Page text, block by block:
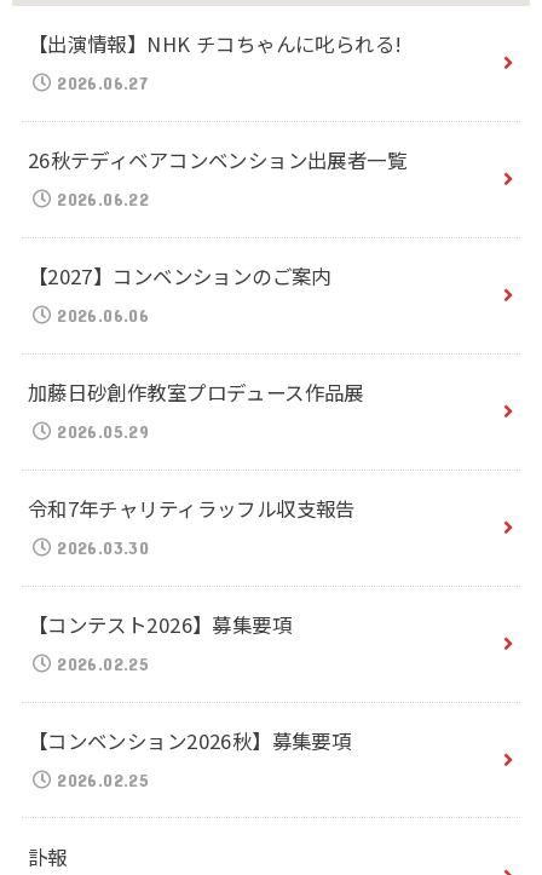
【出演情報】NHK チコちゃんに叱られる!
2026.06.27
26秋テディベアコンベンション出展者一覧
2026.06.22
【2027】コンベンションのご案内
2026.06.06
加藤日砂創作教室プロデュース作品展
2026.05.29
令和7年チャリティラッフル収支報告
2026.03.30
【コンテスト2026】募集要項
2026.02.25
【コンベンション2026秋】募集要項
2026.02.25
訃報